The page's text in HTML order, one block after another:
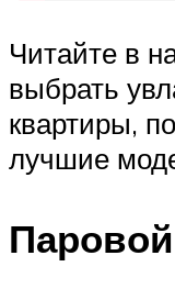
Читайте в
выбрать
квартиры,
лучшие
Паровой